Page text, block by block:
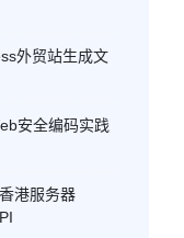
外贸站生成文
安全编码实践
港服务器